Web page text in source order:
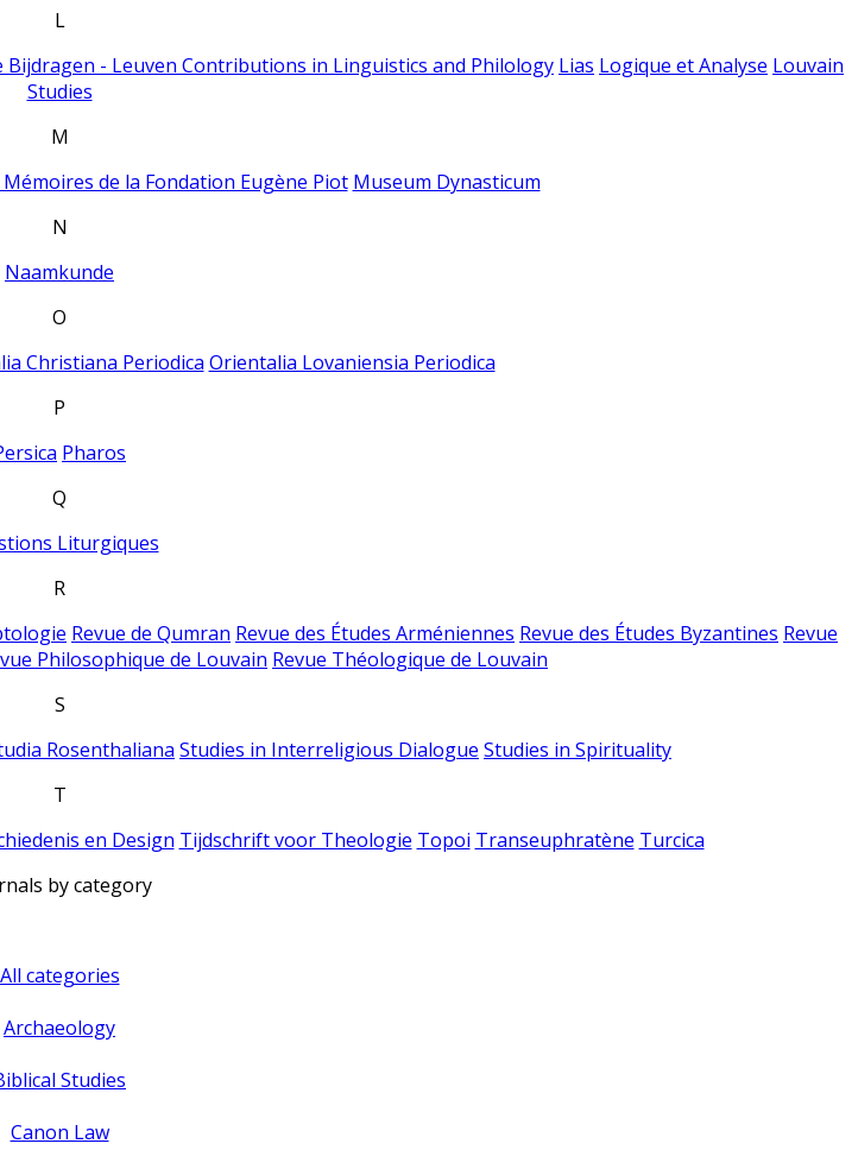
L
Bijdragen - Leuven Contributions in Linguistics and Philology Lias Logique et Analyse Louvain
Studies
M
de la Fondation Eugène Piot Museum Dynasticum
N
Naamkunde
O
Christiana Periodica Orientalia Lovaniensia Periodica
P
Pharos
Q
Liturgiques
R
Revue de Qumran Revue des Études Arméniennes Revue des Études Byzantines Revue
Philosophique de Louvain Revue Théologique de Louvain
S
Rosenthaliana Studies in Interreligious Dialogue Studies in Spirituality
T
en Design Tijdschrift voor Theologie Topoi Transeuphratène Turcica
by category
All categories
Archaeology
Studies
Canon Law